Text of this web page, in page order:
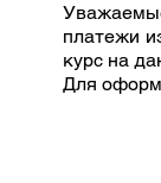
платежи
курс на
Для